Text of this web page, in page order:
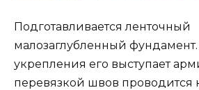
Подготавливается ленточный
малозаглубленный
укрепления его выступает
перевязкой швов проводится